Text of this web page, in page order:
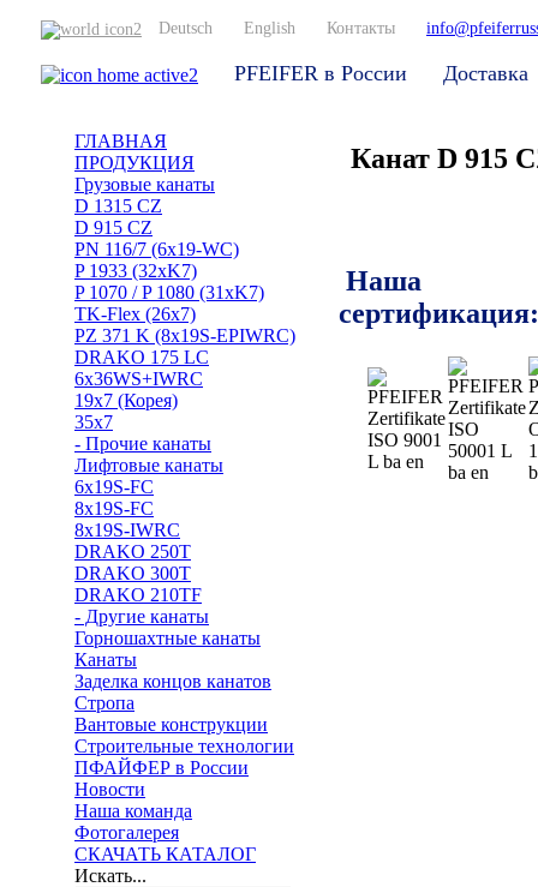
Deutsch English Контакты
PFEIFER в России Доставка
ГЛАВНАЯ
ПРОДУКЦИЯ
Грузовые канаты
D 1315 CZ
D 915 CZ
PN 116/7 (6x19-WC)
P 1933 (32xK7)
P 1070 / P 1080 (31xK7)
TK-Flex (26x7)
PZ 371 K (8x19S-EPIWRC)
DRAKO 175 LC
6x36WS+IWRC
19x7 (Корея)
35x7
- Прочие канаты
Лифтовые канаты
6x19S-FC
8x19S-FC
8x19S-IWRC
DRAKO 250T
DRAKO 300T
DRAKO 210TF
- Другие канаты
Горношахтные канаты
Канаты
Заделка концов канатов
Стропа
Вантовые конструкции
Строительные технологии
ПФАЙФЕР в России
Новости
Наша команда
Фотогалерея
СКАЧАТЬ КАТАЛОГ
Искать...
Канат D 915
Наша
сертификация: